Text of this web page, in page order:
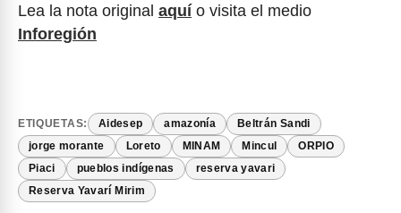
Lea la nota original aquío visita el medio
Inforegión
ETIQUETAS: Aidesep amazonía Beltrán Sandi
jorge morante Loreto MINAM Mincul ORPIO
Piaci pueblos indígenas reserva yavari
Reserva Yavarí Mirim